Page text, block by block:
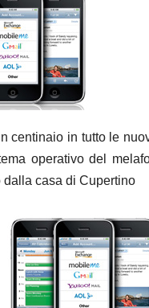
centinaio in tutto le
operativo del
dalla casa di Cupertino